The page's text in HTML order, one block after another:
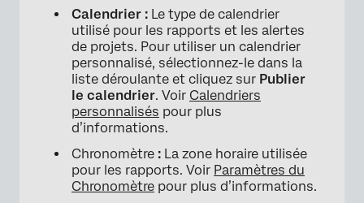
×
Calendrier : Le type de calendrier
utilisé pour les rapports et les alertes
de projets. Pour utiliser un calendrier
personnalisé, sélectionnez-le dans la
liste déroulante et cliquez sur Publier
le calendrier. Voir Calendriers
personnalisés pour plus
d’informations.
Chronomètre : La zone horaire utilisée
pour les rapports. Voir Paramètres du
Chronomètre pour plus d’informations.